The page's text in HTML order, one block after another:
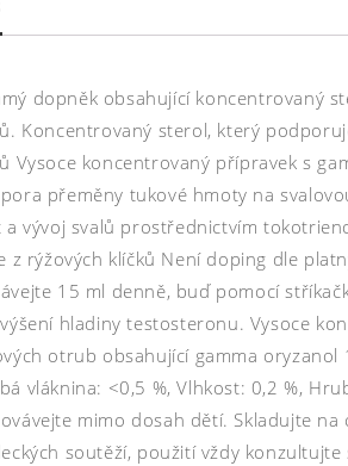
dopněk obsahující koncentrovaný
Koncentrovaný sterol, který
Vysoce koncentrovaný přípravek s
přeměny tukové hmoty na
a vývoj svalů prostřednictvím
z rýžových klíčků Není doping dle
15 ml denně, buď pomocí
hladiny testosteronu. Vysoce
otrub obsahující gamma oryzanol
vláknina: <0,5 %, Vlhkost: 0,2 %,
mimo dosah dětí. Skladujte
soutěží, použití vždy